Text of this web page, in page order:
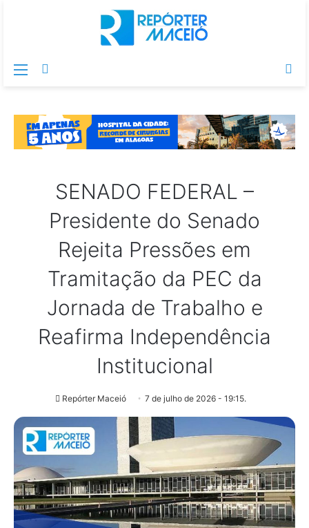
Menu
SENADO FEDERAL –
Presidente do Senado
Rejeita Pressões em
Tramitação da PEC da
Jornada de Trabalho e
Reafirma Independência
Institucional
Repórter Maceió 7 de julho de 2026 - 19:15.